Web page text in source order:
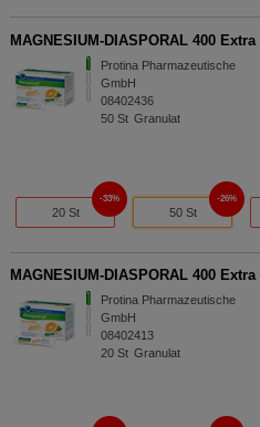
MAGNESIUM-DIASPORAL 400
Protina Pharmazeutische
GmbH
08402436
50 St Granulat
20 St
33%
50 St
26%
MAGNESIUM-DIASPORAL 400
Protina Pharmazeutische
GmbH
08402413
20 St Granulat